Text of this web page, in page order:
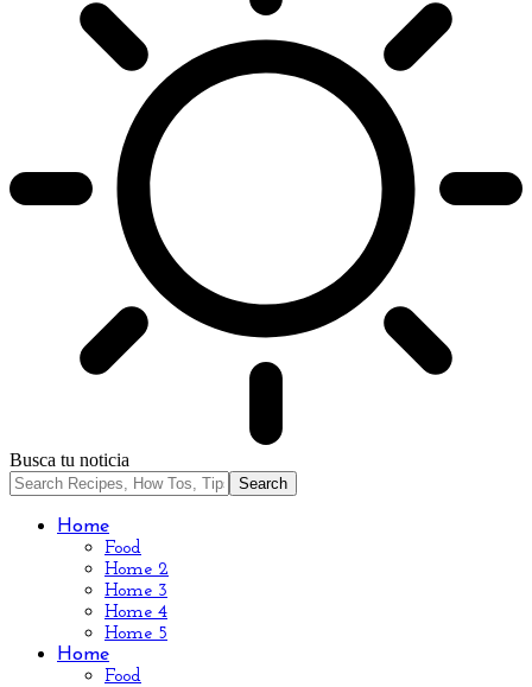
Busca tu noticia
Home
Food
Home 2
Home 3
Home 4
Home 5
Home
Food